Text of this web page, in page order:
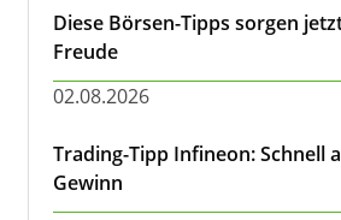
Diese Börsen-Tipps sorgen
Freude
02.08.2026
Trading-Tipp Infineon: Schnell
Gewinn